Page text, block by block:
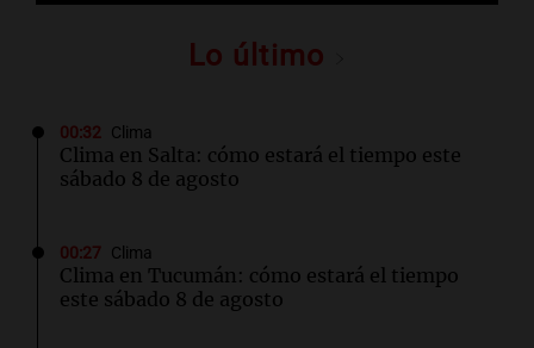
Lo último
00:32 Clima
Clima en Salta: cómo estará el tiempo este
sábado 8 de agosto
00:27 Clima
Clima en Tucumán: cómo estará el tiempo
este sábado 8 de agosto